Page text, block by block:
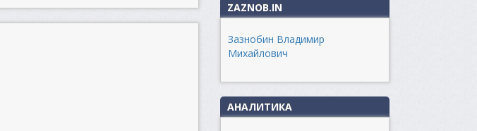
ZAZNOB.IN
Зазнобин Владимир
Михайлович
АНАЛИТИКА